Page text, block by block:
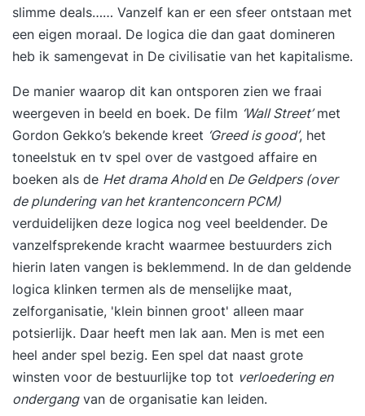
slimme deals…… Vanzelf kan er een sfeer ontstaan met
een eigen moraal. De logica die dan gaat domineren
heb ik samengevat in De civilisatie van het kapitalisme.
De manier waarop dit kan ontsporen zien we fraai
weergeven in beeld en boek. De film ‘Wall Street’met
Gordon Gekko’s bekende kreet ‘Greed is good’, het
toneelstuk en tv spel over de vastgoed affaire en
boeken als de Het drama Aholden De Geldpers (over
de plundering van het krantenconcern PCM)
verduidelijken deze logica nog veel beeldender. De
vanzelfsprekende kracht waarmee bestuurders zich
hierin laten vangen is beklemmend. In de dan geldende
logica klinken termen als de menselijke maat,
zelforganisatie, 'klein binnen groot' alleen maar
potsierlijk. Daar heeft men lak aan. Men is met een
heel ander spel bezig. Een spel dat naast grote
winsten voor de bestuurlijke top tot verloedering en
ondergangvan de organisatie kan leiden.